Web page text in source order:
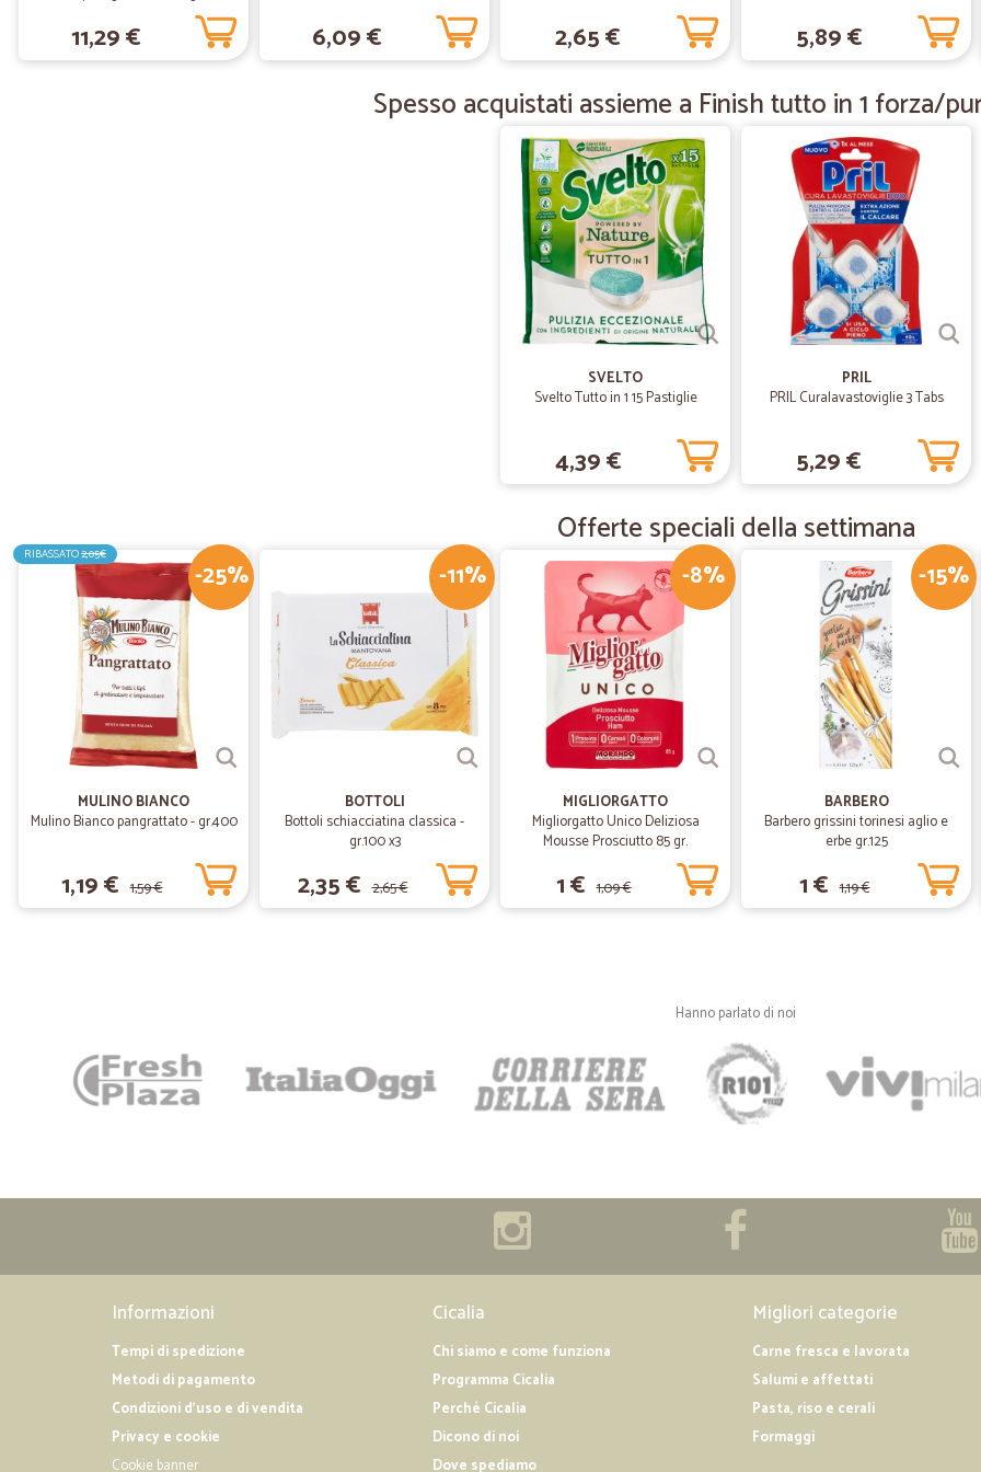
—Giampaolo
ottimo
—Davide
Super veloci nella consegna
Super veloci nella consegna e
i venditori hanno .
Precisi e affidabili consegne
—Gampaolo R.
prezzo ottimo spedizione
prezzo ottimo spedizione veloce
Spedizione veloce
Spedizione veloce.
Tiziano P.
Negozio puntuale nella
Negozio puntuale nella gestione
11,29 € 6,09 € 2,65 € 5,89 €
Spesso acquistati assieme a Finish tutto in 1 forza/
SVELTO
Svelto Tutto in 1 15 Pastiglie
4,39 €
PRIL
PRIL Curalavastoviglie 3 Tabs
5,29 €
Offerte speciali della settimana
-25%
RIBASSATO2,05€
MULINO BIANCO
Mulino Bianco pangrattato - gr.400
1,19 € 1,59 €
-11%
BOTTOLI
Bottoli schiacciatina classica -
gr.100 x3
2,35 € 2,65 €
-8%
MIGLIORGATTO
Migliorgatto Unico Deliziosa
Mousse Prosciutto 85 gr.
1 € 1,09 €
-15%
BARBERO
Barbero grissini torinesi aglio e
erbe gr.125
1 € 1,19 €
Hanno parlato di noi
Informazioni
Tempi di spedizione
Metodi di pagamento
Condizioni d'uso e di vendita
Privacy e cookie
Cookie banner
Cicalia
Chi siamo e come funziona
Programma Cicalia
Perché Cicalia
Dicono di noi
Dove spediamo
Migliori categorie
Carne fresca e lavorata
Salumi e affettati
Pasta, riso e cerali
Formaggi